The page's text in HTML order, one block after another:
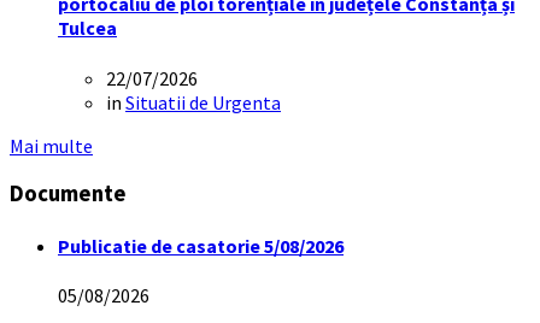
Tulcea
22/07/2026
in Situatii de Urgenta
Mai multe
Documente
Publicatie de casatorie 5/08/2026
05/08/2026